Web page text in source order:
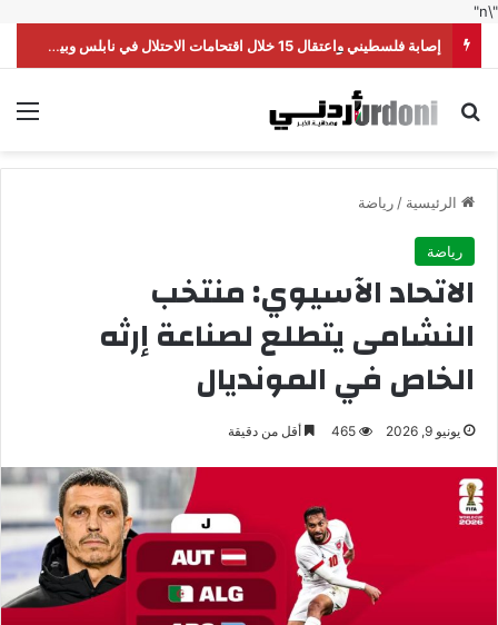
"\n"
إصابة فلسطيني واعتقال 15 خلال اقتحامات الاحتلال في نابلس وبيت لحم
بحث عن
الرئيسية /رياضة
رياضة
الاتحاد الآسيوي: منتخب
النشامى يتطلع لصناعة إرثه
الخاص في المونديال
يونيو 9, 2026 465 أقل من دقيقة